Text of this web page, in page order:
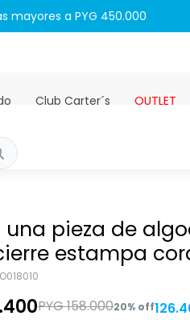
450.000
Club Carter´s OUTLET
una pieza de
estampa
PYG158.00020